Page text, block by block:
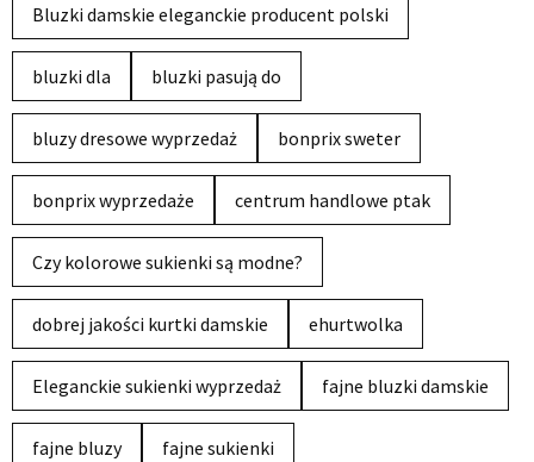
Bluzki damskie eleganckie producent polski
bluzki dla bluzki pasują do
bluzy dresowe wyprzedaż bonprix sweter
bonprix wyprzedaże centrum handlowe ptak
Czy kolorowe sukienki są modne?
dobrej jakości kurtki damskie ehurtwolka
Eleganckie sukienki wyprzedaż fajne bluzki damskie
fajne bluzy fajne sukienki